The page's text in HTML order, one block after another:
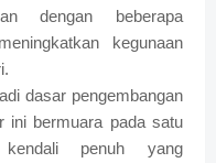
dengan beberapa
kegunaan
dasar pengembangan
ini bermuara pada satu
penuh yang